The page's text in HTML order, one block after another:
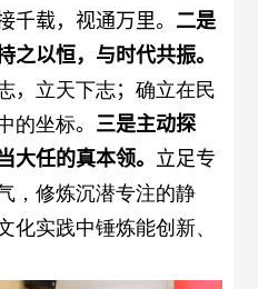
千载，视通万里。 二是
之以恒，与时代共振。
， 立天下志；确立在民
的坐标。 三是主动探
大任的真本领。 立足专
，修炼沉潜专注的静
化实践中锤炼能创新、